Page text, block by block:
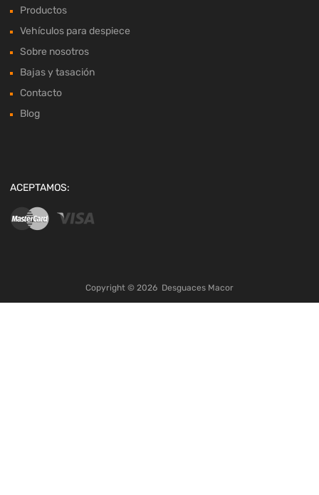
Productos
Vehículos para despiece
Sobre nosotros
Bajas y tasación
Contacto
Blog
ACEPTAMOS:
Copyright © 2026 Desguaces Macor